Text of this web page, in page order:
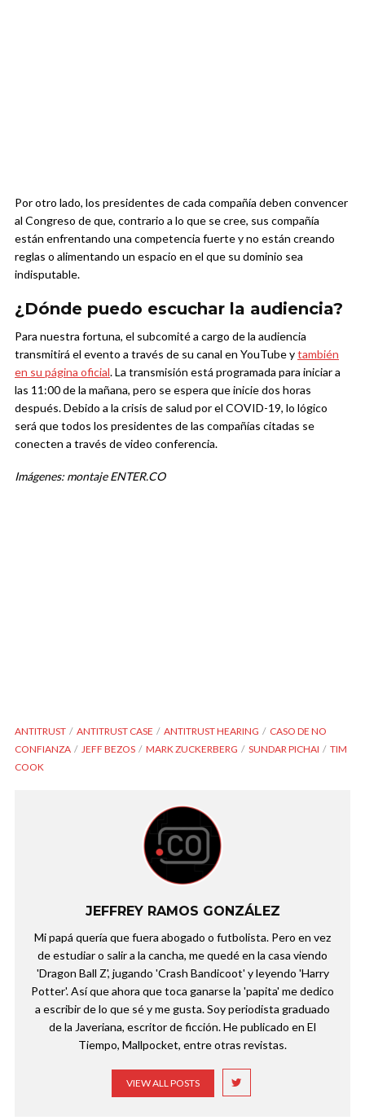
Por otro lado, los presidentes de cada compañía deben convencer
al Congreso de que, contrario a lo que se cree, sus compañía
están enfrentando una competencia fuerte y no están creando
reglas o alimentando un espacio en el que su dominio sea
indisputable.
¿Dónde puedo escuchar la audiencia?
Para nuestra fortuna, el subcomité a cargo de la audiencia
transmitirá el evento a través de su canal en YouTube ytambién
en su página oficial. La transmisión está programada para iniciar a
las 11:00 de la mañana, pero se espera que inicie dos horas
después. Debido a la crisis de salud por el COVID-19, lo lógico
será que todos los presidentes de las compañías citadas se
conecten a través de video conferencia.
Imágenes: montaje ENTER.CO
ANTITRUST ANTITRUST CASE ANTITRUST HEARING
CASO DE NO
CONFIANZA
JEFF BEZOS MARK ZUCKERBERG SUNDAR PICHAI
TIM
COOK
JEFFREY RAMOS GONZÁLEZ
Mi papá quería que fuera abogado o futbolista. Pero en vez
de estudiar o salir a la cancha, me quedé en la casa viendo
'Dragon Ball Z', jugando 'Crash Bandicoot' y leyendo 'Harry
Potter'. Así que ahora que toca ganarse la 'papita' me dedico
a escribir de lo que sé y me gusta. Soy periodista graduado
de la Javeriana, escritor de ficción. He publicado en El
Tiempo, Mallpocket, entre otras revistas.
VIEW ALL POSTS